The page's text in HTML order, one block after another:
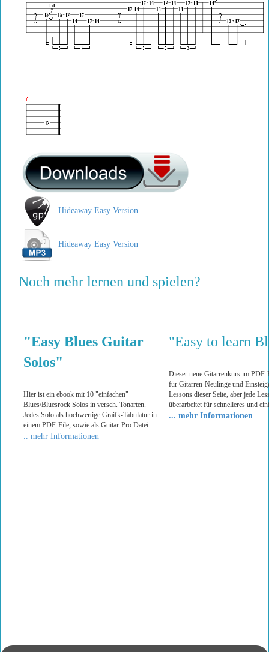
Hideaway Easy Version
Hideaway Easy Version
Noch mehr lernen und spielen?
"Easy Blues Guitar
Solos"
Hier ist ein ebook mit 10 "einfachen"
Blues/Bluesrock Solos in versch. Tonarten.
Jedes Solo als hochwertige Graifk-Tabulatur in
einem PDF-File, sowie als Guitar-Pro Datei.
.. mehr Informationen
"Easy to learn
Dieser neue Gitarrenkurs im
für Gitarren-Neulinge und
Lessons dieser Seite, aber jede
überarbeitet für schnelleres und
... mehr Informationen